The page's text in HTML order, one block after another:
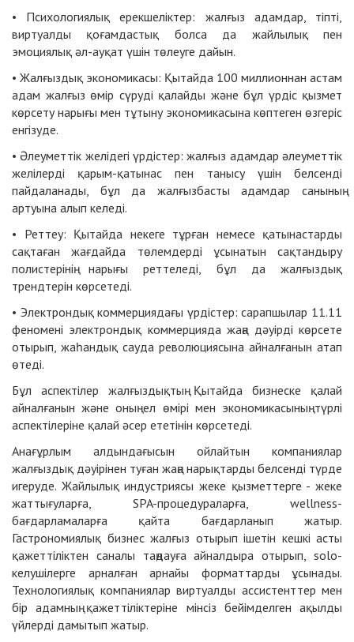
• Психологиялық ерекшеліктер: жалғыз адамдар, тіпті,
виртуалды қоғамдастық болса да жайлылық пен
эмоциялық әл-ауқат үшін төлеуге дайын.
• Жалғыздық экономикасы: Қытайда 100 миллионнан астам
адам жалғыз өмір сүруді қалайды және бұл үрдіс қызмет
көрсету нарығы мен тұтыну экономикасына көптеген өзгеріс
енгізуде.
• Әлеуметтік желідегі үрдістер: жалғыз адамдар әлеуметтік
желілерді қарым-қатынас пен танысу үшін белсенді
пайдаланады, бұл да жалғызбасты адамдар санының
артуына алып келеді.
• Реттеу: Қытайда некеге тұрған немесе қатынастарды
сақтаған жағдайда төлемдерді ұсынатын сақтандыру
полистерінің нарығы реттеледі, бұл да жалғыздық
трендтерін көрсетеді.
• Электрондық коммерциядағы үрдістер: сарапшылар 11.11
феномені электрондық коммерцияда жаңа дәуірді көрсете
отырып, жаһандық сауда революциясына айналғанын атап
өтеді.
Бұл аспектілер жалғыздықтың Қытайда бизнеске қалай
айналғанын және оның ел өмірі мен экономикасының түрлі
аспектілеріне қалай әсер ететінін көрсетеді.
Анағұрлым алдындағысын ойлайтын компаниялар
жалғыздық дәуірінен туған жаңа нарықтарды белсенді түрде
игеруде. Жайлылық индустриясы жеке қызметтерге - жеке
жаттығуларға, SPA-процедураларға, wellness-
бағдарламаларға қайта бағдарланып жатыр.
Гастрономиялық бизнес жалғыз отырып ішетін кешкі асты
қажеттіліктен саналы таңдауға айналдыра отырып, solo-
келушілерге арналған арнайы форматтарды ұсынады.
Технологиялық компаниялар виртуалды ассистенттер мен
бір адамның қажеттіліктеріне мінсіз бейімделген ақылды
үйлерді дамытып жатыр.